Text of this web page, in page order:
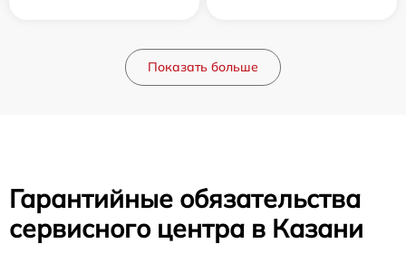
Показать больше
Гарантийные обязательства
сервисного центра в Казани